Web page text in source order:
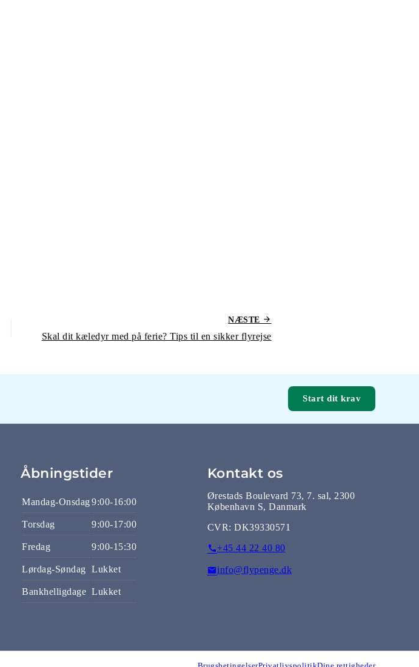
NÆSTE
Skal dit kæledyr med på ferie? Tips til en sikker flyrejse
Start dit krav
Åbningstider
Mandag-Onsdag9:00-16:00
Torsdag 9:00-17:00
Fredag 9:00-15:30
Lørdag-Søndag Lukket
Bankhelligdage Lukket
Kontakt os
Ørestads Boulevard 73, 7. sal, 2300
København S, Danmark
CVR: DK39330571
+45 44 22 40 80
info@flypenge.dk